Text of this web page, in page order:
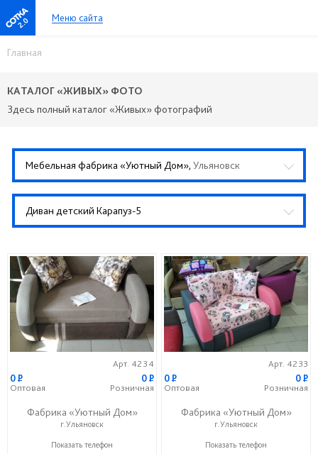
2.0 Меню сайта
Главная
КАТАЛОГ «ЖИВЫХ» ФОТО
Здесь полный каталог «Живых» фотографий
Мебельная фабрика «Уютный Дом», Ульяновск
Диван детский Карапуз-5
Арт. 4234
0P
Оптовая
0P
Розничная
Фабрика «Уютный Дом»
г.Ульяновск
+7 (927) 815-33-33
Показать телефон
Арт. 4233
0P
Оптовая
0P
Розничная
Фабрика «Уютный Дом»
г.Ульяновск
+7 (927) 815-33-33
Показать телефон